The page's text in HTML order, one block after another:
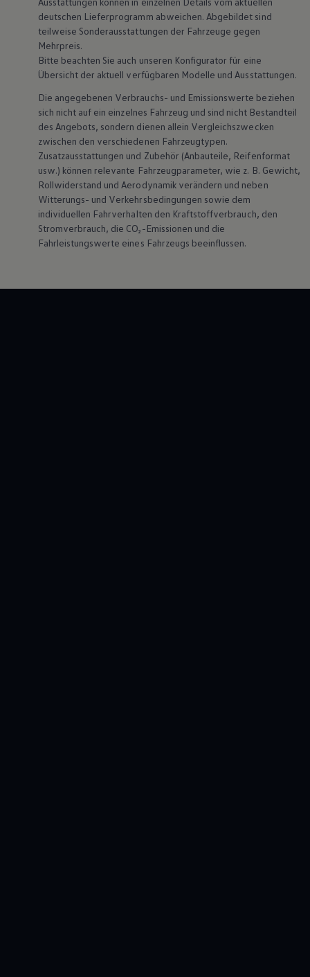
deutschen Lieferprogramm abweichen. Abgebildet sind
teilweise Sonderausstattungen der Fahrzeuge gegen
Mehrpreis.
Bitte beachten Sie auch unseren Konfigurator für eine
Übersicht der aktuell verfügbaren Modelle und Ausstattungen.
Die angegebenen Verbrauchs- und Emissionswerte beziehen
sich nicht auf ein einzelnes Fahrzeug und sind nicht Bestandteil
des Angebots, sondern dienen allein Vergleichszwecken
zwischen den verschiedenen Fahrzeugtypen.
Zusatzausstattungen und Zubehör (Anbauteile, Reifenformat
usw.) können relevante Fahrzeugparameter, wie z. B. Gewicht,
Rollwiderstand und Aerodynamik verändern und neben
Witterungs- und Verkehrsbedingungen sowie dem
individuellen Fahrverhalten den Kraftstoffverbrauch, den
Stromverbrauch, die CO₂-Emissionen und die
Fahrleistungswerte eines Fahrzeugs beeinflussen.